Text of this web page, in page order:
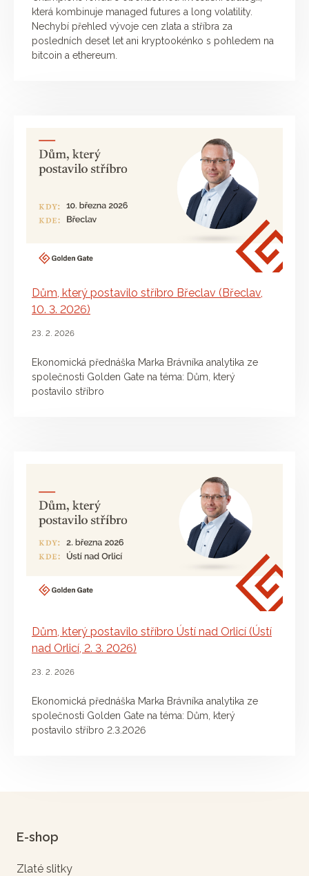
která kombinuje managed futures a long volatility.
Nechybí přehled vývoje cen zlata a stříbra za
posledních deset let ani kryptookénko s pohledem na
bitcoin a ethereum.
Dům, který postavilo stříbro Břeclav (Břeclav,
10. 3. 2026)
23. 2. 2026
Ekonomická přednáška Marka Brávníka analytika ze
společnosti Golden Gate na téma: Dům, který
postavilo stříbro
Dům, který postavilo stříbro Ústí nad Orlicí (Ústí
nad Orlicí, 2. 3. 2026)
23. 2. 2026
Ekonomická přednáška Marka Brávníka analytika ze
společnosti Golden Gate na téma: Dům, který
postavilo stříbro 2.3.2026
E-shop
Zlaté slitky